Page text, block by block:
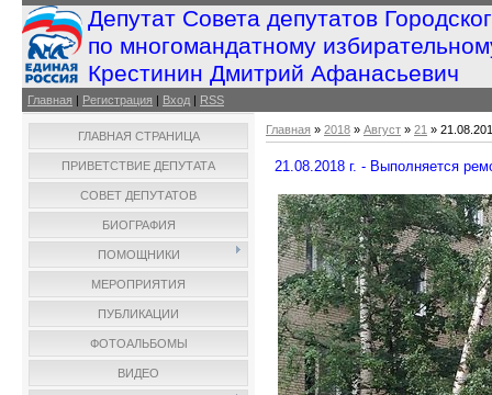
Депутат Совета депутатов
по многомандатному
Крестинин Дмитрий Афанасьевич
Главная | Регистрация | Вход | RSS
ГЛАВНАЯ СТРАНИЦА
ПРИВЕТСТВИЕ ДЕПУТАТА
СОВЕТ ДЕПУТАТОВ
БИОГРАФИЯ
ПОМОЩНИКИ
МЕРОПРИЯТИЯ
ПУБЛИКАЦИИ
ФОТОАЛЬБОМЫ
ВИДЕО
Главная » 2018 » Август » 21 »
21.08.2018 г. - Выполняется